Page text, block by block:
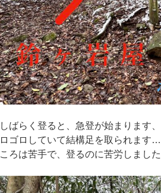
しばらく登ると、急登が始まります
ロゴロしていて結構足を取られます
ころは苦手で、登るのに苦労しました